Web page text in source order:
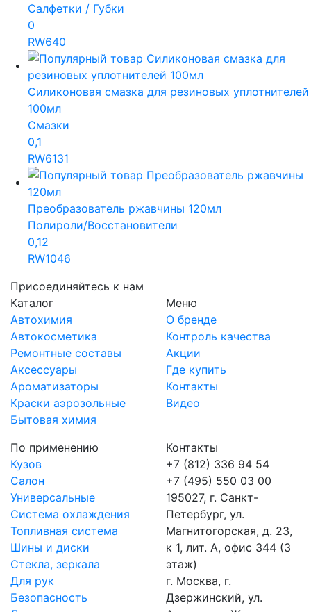
Салфетки / Губки
0
RW640
Силиконовая смазка для резиновых уплотнителей
100мл
Смазки
0,1
RW6131
Преобразователь ржавчины 120мл
Полироли/Восстановители
0,12
RW1046
Каталог
Автохимия
Автокосметика
Ремонтные составы
Аксессуары
Ароматизаторы
Краски аэрозольные
Бытовая химия
Меню
О бренде
Контроль качества
Акции
Где купить
Контакты
Видео
По применению
Кузов
Салон
Универсальные
Система охлаждения
Топливная система
Шины и диски
Стекла, зеркала
Для рук
Безопасность
Контакты
+7 (812) 336 94 54
+7 (495) 550 03 00
195027, г. Санкт-
Петербург, ул.
Магнитогорская, д. 23,
к 1, лит. А, офис 344 (3
этаж)
г. Москва, г.
Дзержинский, ул.
Присоединяйтесь к нам